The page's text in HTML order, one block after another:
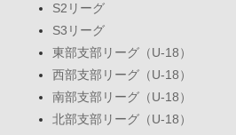
S2リーグ
S3リーグ
東部支部リーグ（U-18）
西部支部リーグ（U-18）
南部支部リーグ（U-18）
北部支部リーグ（U-18）